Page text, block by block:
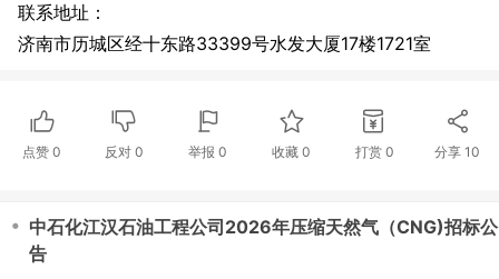
联系地址：
济南市历城区经十东路33399号水发大厦17楼1721室
点赞 0 反对0 举报 0 收藏 0 打赏 0 分享10
・ 中石化江汉石油工程公司2026年压缩天然气（CNG)招标公
告